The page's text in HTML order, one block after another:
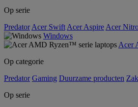
Op serie
Predator Acer Swift Acer Aspire Acer
Windows
Acer
Op categorie
Predator Gaming Duurzame producten
Op serie